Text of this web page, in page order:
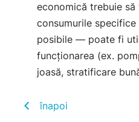
economică trebuie
consumurile
posibile — poate fi
funcţionarea (ex.
joasă, stratificare
înapoi